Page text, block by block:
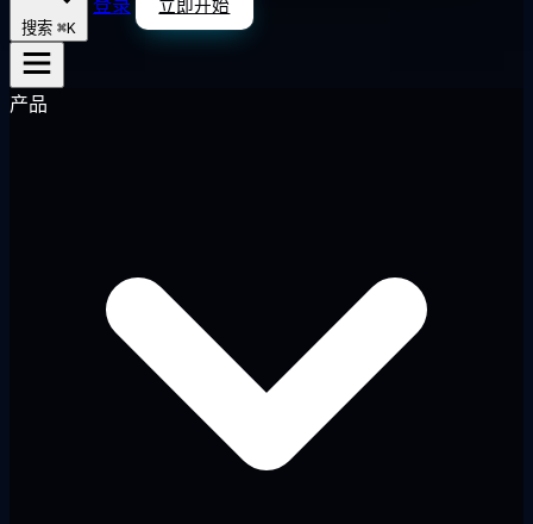
搜索 ⌘K
登录 立即开始
产品